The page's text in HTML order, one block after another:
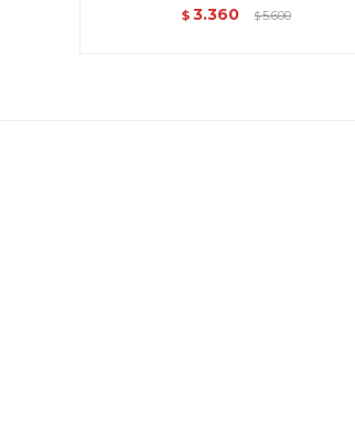
$ 3.360 $5.600